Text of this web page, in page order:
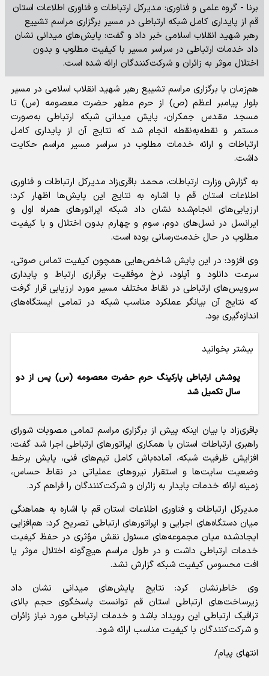
برنا - گروه علمی و فناوری: مدیرکل ارتباطات و فناوری اطلاعات استان
قم از پایداری کامل شبکه ارتباطی در مسیر برگزاری مراسم تشییع
رهبر شهید انقلاب اسلامی خبر داد و گفت: پایش‌های میدانی نشان
داد خدمات ارتباطی در سراسر مسیر با کیفیت مطلوب و بدون
اختلال موثر به زائران و شرکت‌کنندگان ارائه شده است.
هم‌زمان با برگزاری مراسم تشییع رهبر شهید انقلاب اسلامی در مسیر
بلوار پیامبر اعظم (ص) از حرم مطهر حضرت معصومه (س) تا
مسجد مقدس جمکران، پایش میدانی شبکه ارتباطی به‌صورت
مستمر و نقطه‌به‌نقطه انجام شد که نتایج آن از پایداری کامل
ارتباطات و ارائه خدمات مطلوب در سراسر مسیر مراسم حکایت
داشت.
به گزارش وزارت ارتباطات، محمد باقری‌زاد مدیرکل ارتباطات و فناوری
اطلاعات استان قم با اشاره به نتایج این پایش‌ها اظهار کرد:
ارزیابی‌های انجام‌شده نشان داد شبکه اپراتور‌های همراه اول و
ایرانسل در نسل‌های دوم، سوم و چهارم بدون اختلال و با کیفیت
مطلوب در حال خدمت‌رسانی بوده است.
وی افزود: در این پایش شاخص‌هایی همچون کیفیت تماس صوتی،
سرعت دانلود و آپلود، نرخ موفقیت برقراری ارتباط و پایداری
سرویس‌های ارتباطی در نقاط مختلف مسیر مورد ارزیابی قرار گرفت
که نتایج آن بیانگر عملکرد مناسب شبکه در تمامی ایستگاه‌های
اندازه‌گیری بود.
بیشتر بخوانید
پوشش ارتباطی پارکینگ حرم حضرت معصومه (س) پس از دو
سال تکمیل شد
باقری‌زاد با بیان اینکه پیش از برگزاری مراسم تمامی مصوبات شورای
راهبری ارتباطات استان با همکاری اپراتور‌های ارتباطی اجرا شد گفت:
افزایش ظرفیت شبکه، آماده‌باش کامل تیم‌های فنی، پایش برخط
وضعیت سایت‌ها و استقرار نیرو‌های عملیاتی در نقاط حساس،
زمینه ارائه خدمات پایدار به زائران و شرکت‌کنندگان را فراهم کرد.
مدیرکل ارتباطات و فناوری اطلاعات استان قم با اشاره به هماهنگی
میان دستگاه‌های اجرایی و اپراتور‌های ارتباطی تصریح کرد: هم‌افزایی
ایجادشده میان مجموعه‌های مسئول نقش مؤثری در حفظ کیفیت
خدمات ارتباطی داشت و در طول مراسم هیچ‌گونه اختلال موثر یا
افت محسوس کیفیت شبکه گزارش نشد.
وی خاطرنشان کرد: نتایج پایش‌های میدانی نشان داد
زیرساخت‌های ارتباطی استان قم توانست پاسخگوی حجم بالای
ترافیک ارتباطی این رویداد باشد و خدمات ارتباطی مورد نیاز زائران
و شرکت‌کنندگان با کیفیت مناسب ارائه شود.
انتهای پیام/